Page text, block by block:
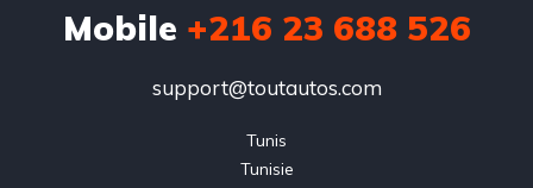
Mobile +216 23 688 526
support@toutautos.com
Tunis
Tunisie